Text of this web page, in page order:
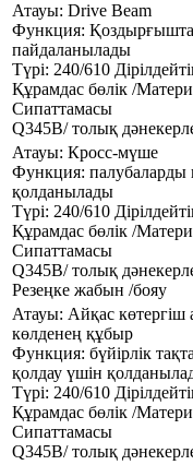
Атауы: Drive Beam
Функция:
пайдаланылады
Түрі: 240/610
Құрамдас бөлік /
Сипаттамасы
Q345B/ толық
Атауы: Кросс-мүше
Функция: палубаларды
қолданылады
Түрі: 240/610
Құрамдас бөлік /
Сипаттамасы
Q345B/ толық
Резеңке жабын /бояу
Атауы: Айқас көтергіш
көлденең құбыр
Функция: бүйірлік
қолдау үшін
Түрі: 240/610
Құрамдас бөлік /
Сипаттамасы
Q345B/ толық